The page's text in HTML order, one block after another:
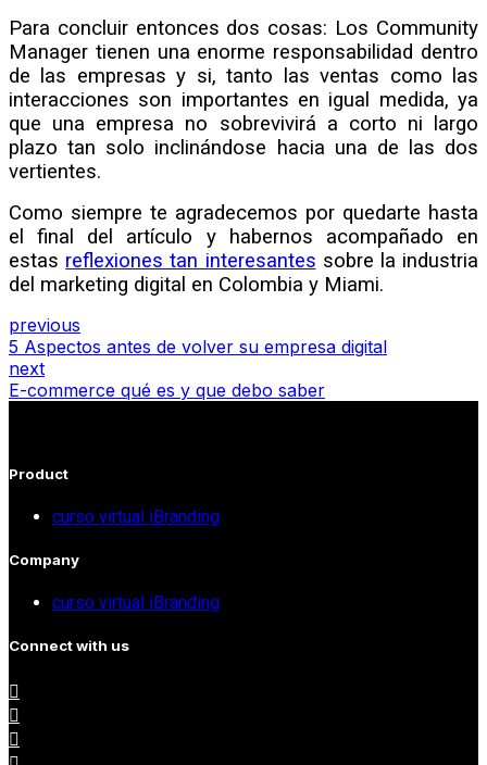
Para concluir entonces dos cosas: Los Community
Manager tienen una enorme responsabilidad dentro
de las empresas y si, tanto las ventas como las
interacciones son importantes en igual medida, ya
que una empresa no sobrevivirá a corto ni largo
plazo tan solo inclinándose hacia una de las dos
vertientes.
Como siempre te agradecemos por quedarte hasta
el final del artículo y habernos acompañado en
estas reflexiones tan interesantes sobre la industria
del marketing digital en Colombia y Miami.
previous
5 Aspectos antes de volver su empresa digital
next
E-commerce qué es y que debo saber
Product
curso virtual iBranding
Company
curso virtual iBranding
Connect with us